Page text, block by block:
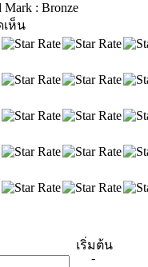
Mark : Bronze
เห็น
เริ่มต้น
-